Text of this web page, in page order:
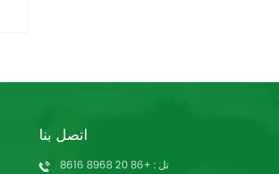
اتصل بنا
تل : +86 20 8968 8616